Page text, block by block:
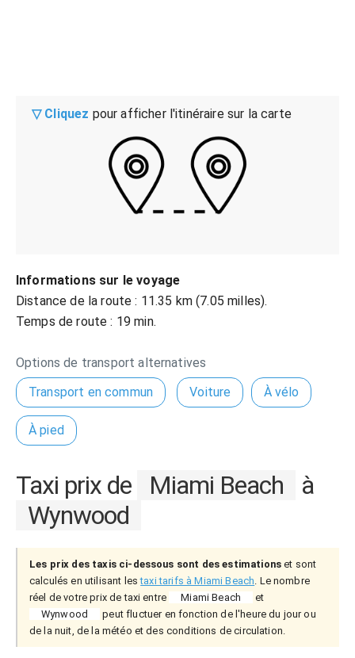
▽ Cliquez pour afficher l'itinéraire sur la carte
Informations sur le voyage
Distance de la route : 11.35 km (7.05 milles).
Temps de route : 19 min.
Options de transport alternatives
Transport en commun
Voiture À vélo
À pied
Taxi prix de Miami Beach
à
Wynwood
Les prix des taxis ci-dessous sont des estimations et sont
calculés en utilisant lestaxi tarifs à Miami Beach. Le nombre
réel de votre prix de taxi entre
Miami Beach
et
Wynwood
peut fluctuer en fonction de l'heure du jour ou
de la nuit, de la météo et des conditions de circulation.